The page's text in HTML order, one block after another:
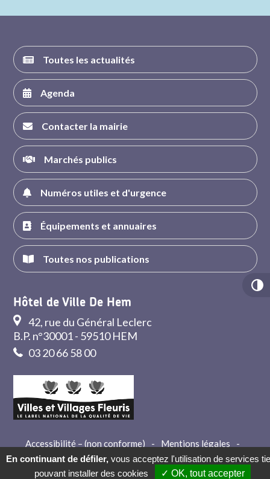
Toutes les actualités
Agenda
Contacter la mairie
Marchés publics
Numéros utiles et d'urgence
Équipements et annuaires
Toutes nos publications
Hôtel de Ville De Hem
42, rue du Général Leclerc
B.P. n°30001 - 59510 HEM
03 20 66 58 00
Accessibilité – (non conforme) - Mentions légales
-
Crédits
- Contact
En continuant de défiler, vous acceptez l'utilisation de services
pouvant installer des cookies
✓ OK, tout accepter